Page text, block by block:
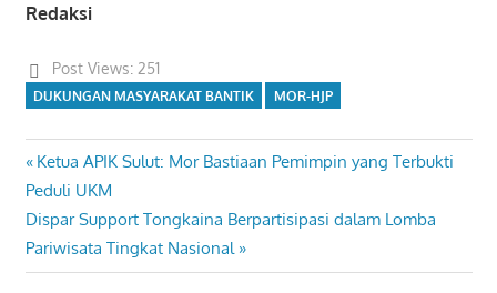
Redaksi
Post Views: 251
DUKUNGAN MASYARAKAT BANTIK MOR-HJP
Navigasi
pos
Previous
Post:
Ketua APIK Sulut: Mor Bastiaan Pemimpin yang Terbukti
Peduli UKM
Next
Post:
Dispar Support Tongkaina Berpartisipasi dalam Lomba
Pariwisata Tingkat Nasional